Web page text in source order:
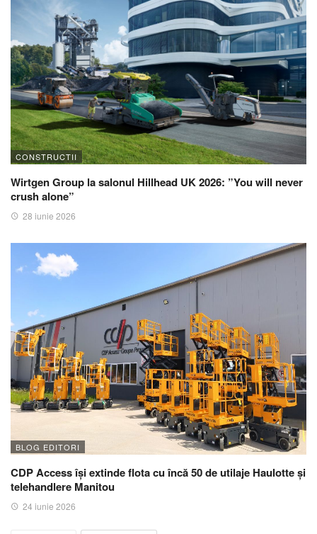
CONSTRUCTII
Wirtgen Group la salonul Hillhead UK 2026: ”You will never
crush alone”
28 iunie 2026
BLOG EDITORI
CDP Access își extinde flota cu încă 50 de utilaje Haulotte și
telehandlere Manitou
24 iunie 2026